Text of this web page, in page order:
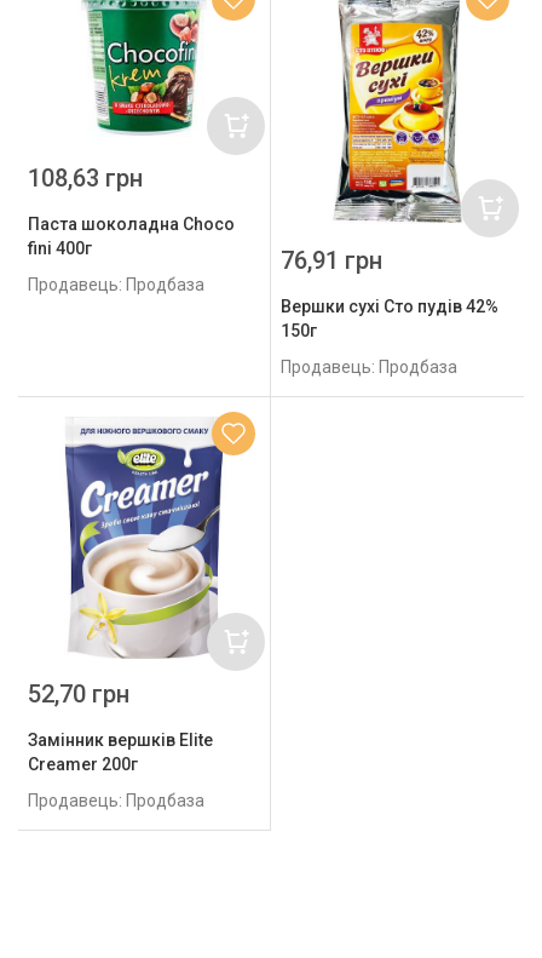
Паста шоколадна Choco
fini 400г
Продавець: Продбаза
108,63 грн
Вершки cухі Сто пудів 42%
150г
Продавець: Продбаза
76,91 грн
Замінник вершків Elite
Creamer 200г
Продавець: Продбаза
52,70 грн